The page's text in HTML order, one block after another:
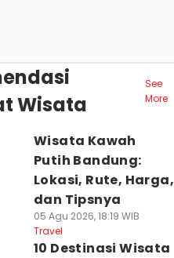
Wisata
See
More
Wisata Kawah
Putih Bandung:
Lokasi, Rute, Harga,
dan Tipsnya
05 Agu 2026, 18:19 WIB
Travel
10 Destinasi Wisata